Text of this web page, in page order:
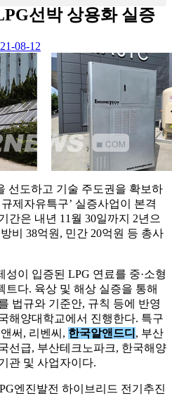
선박 상용화 실증
08-12
선도하고 기술 주도권을 확보하
제자유특구’ 실증사업이 본격
간은 내년 11월 30일까지 2년으
비 38억원, 민간 20억원 등 총사
이 입증된 LPG 연료를 중·소형
트다. 육상 및 해상 실증을 통해
법규와 기준안, 규칙 등에 반영
해양대학교에서 진행한다. 특구
써, 리벤씨, 한국알앤드디 , 부산
선급, 부산테크노파크, 한국해양
관 및 사업자이다.
엔진발전 하이브리드 전기추진